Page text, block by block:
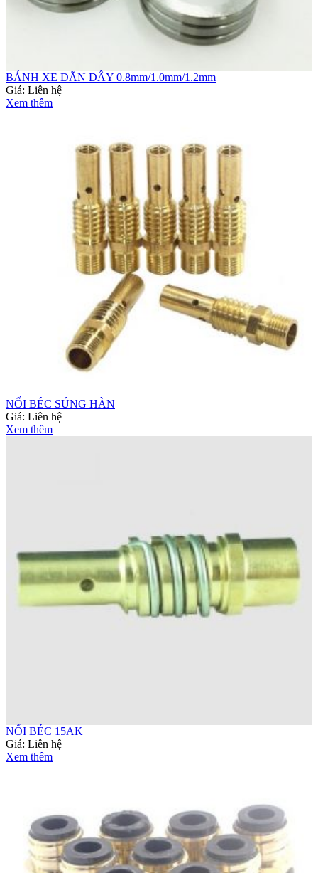
BÁNH XE DÃN DÂY 0.8mm/1.0mm/1.2mm
Giá: Liên hệ
Xem thêm
NỐI BÉC SÚNG HÀN
Giá: Liên hệ
Xem thêm
NỐI BÉC 15AK
Giá: Liên hệ
Xem thêm